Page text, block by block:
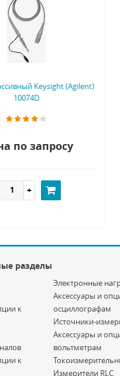
Keysight (Agilent)
10074D
по запросу
разделы
к
к
Электронные
Аксессуары и
осциллографам
Источники-
Аксессуары и
вольтметрам
Измерители RLC